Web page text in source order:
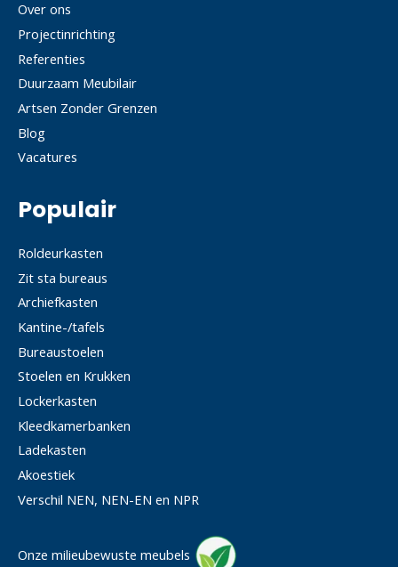
Over ons
Projectinrichting
Referenties
Duurzaam Meubilair
Artsen Zonder Grenzen
Blog
Vacatures
Populair
Roldeurkasten
Zit sta bureaus
Archiefkasten
Kantine-/tafels
Bureaustoelen
Stoelen en Krukken
Lockerkasten
Kleedkamerbanken
Ladekasten
Akoestiek
Verschil NEN, NEN-EN en NPR
Onze milieubewuste meubels